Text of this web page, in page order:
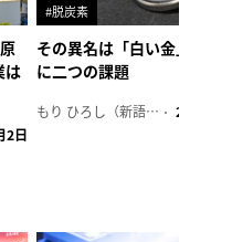
は
2日
#脱炭素
その異名は「白い金」、リ
に二つの課題
もり ひろし（新語ウォッチャー） 2023年7